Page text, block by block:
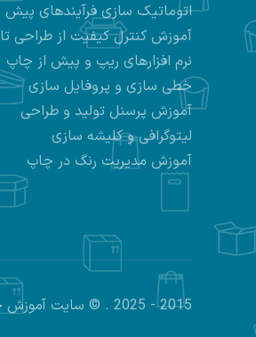
اتوماتیک سازی فرآیندهای پیش
آموزش کنترل کیفیت از طراحی
نرم افزارهای ریپ و پیش از چاپ
خطی سازی و پروفایل سازی
آموزش پرسنل تولید و طراحی
لیتوگرافی و کلیشه سازی
آموزش مدیریت رنگ در چاپ
2015 - 2025 . © سایت آموزش چاپ و بسته بندی - PrintMag